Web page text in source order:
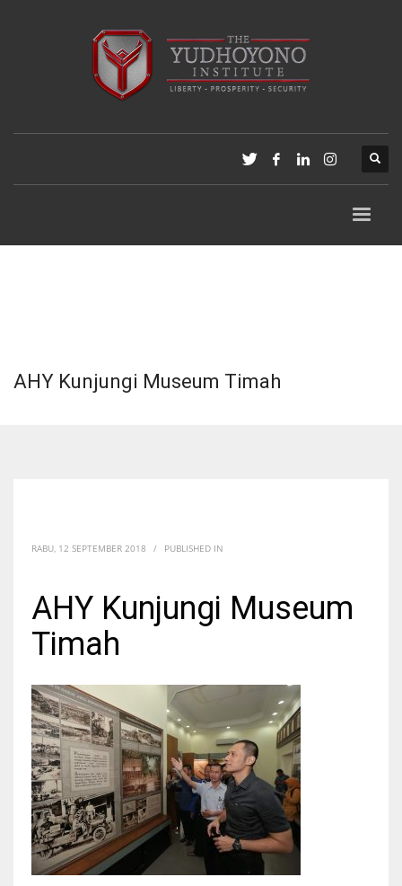
AHY Kunjungi Museum Timah
RABU, 12 SEPTEMBER 2018 / PUBLISHED IN
AHY Kunjungi Museum
Timah